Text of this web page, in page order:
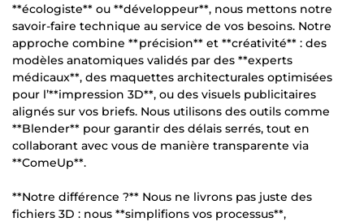
**écologiste** ou **développeur**, nous mettons notre
savoir-faire technique au service de vos besoins. Notre
approche combine **précision** et **créativité** : des
modèles anatomiques validés par des **experts
médicaux**, des maquettes architecturales optimisées
pour l’**impression 3D**, ou des visuels publicitaires
alignés sur vos briefs. Nous utilisons des outils comme
**Blender** pour garantir des délais serrés, tout en
collaborant avec vous de manière transparente via
**ComeUp**.
**Notre différence ?** Nous ne livrons pas juste des
fichiers 3D : nous **simplifions vos processus**,